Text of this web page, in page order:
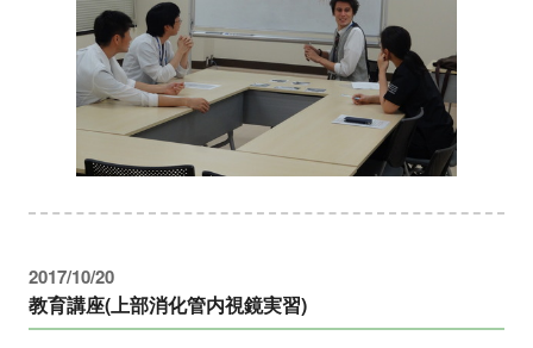
2017/10/20
教育講座(上部消化管内視鏡実習)